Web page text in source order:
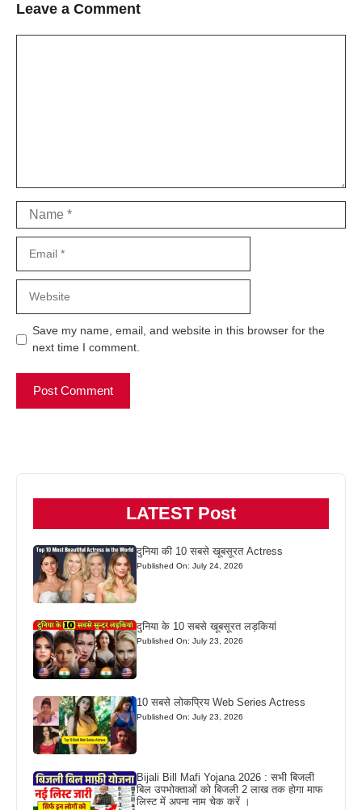
Leave a Comment
Name
Save my name, email, and website in this browser for the
next time I comment.
LATEST Post
दुनिया की 10 सबसे खूबसूरत Actress
Published On: July 24, 2026
दुनिया के 10 सबसे खूबसूरत लड़कियां
Published On: July 23, 2026
10 सबसे लोकप्रिय Web Series Actress
Published On: July 23, 2026
Bijali Bill Mafi Yojana 2026 : सभी बिजली
बिल उपभोक्ताओं को बिजली 2 लाख तक होगा माफ
लिस्ट में अपना नाम चेक करें ।